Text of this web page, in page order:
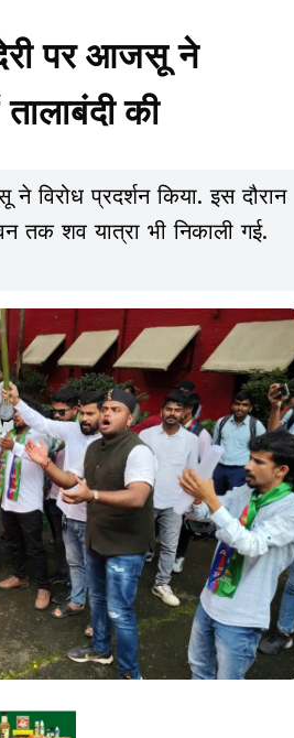
देरी पर आजसू ने
की
विरोध प्रदर्शन किया. इस दौरान
तक शव यात्रा भी निकाली गई.